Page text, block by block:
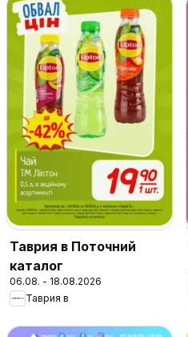
Таврия в Поточний
каталог
06.08. - 18.08.2026
Таврия в